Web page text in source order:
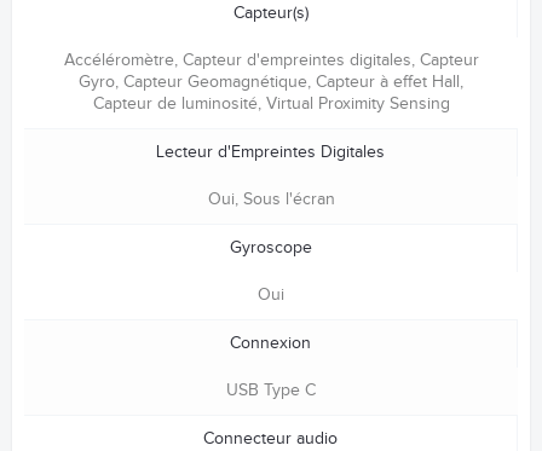
Capteur(s)
Accéléromètre, Capteur d'empreintes digitales, Capteur
Gyro, Capteur Geomagnétique, Capteur à effet Hall,
Capteur de luminosité, Virtual Proximity Sensing
Lecteur d'Empreintes Digitales
Oui, Sous l'écran
Gyroscope
Oui
Connexion
USB Type C
Connecteur audio